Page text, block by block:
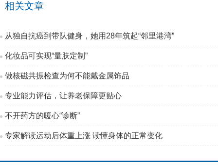
相关文章
从独自抗癌到带队健身，她用28年筑起“邻里港湾”
化妆品可实现“量肤定制”
做核磁共振检查为何不能戴金属饰品
专业能力评估，让养老保障更贴心
不开药方的暖心“诊断”
专家解读运动后体重上涨 读懂身体的正常变化